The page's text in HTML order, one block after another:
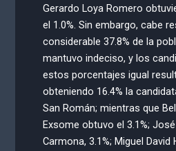
Gerardo Loya Romero
el 1.0%. Sin embargo, cabe
considerable 37.8% de la
mantuvo indeciso, y los
estos porcentajes igual
obteniendo 16.4% la
San Román; mientras que
Exsome obtuvo el 3.1%;
Carmona, 3.1%; Miguel David